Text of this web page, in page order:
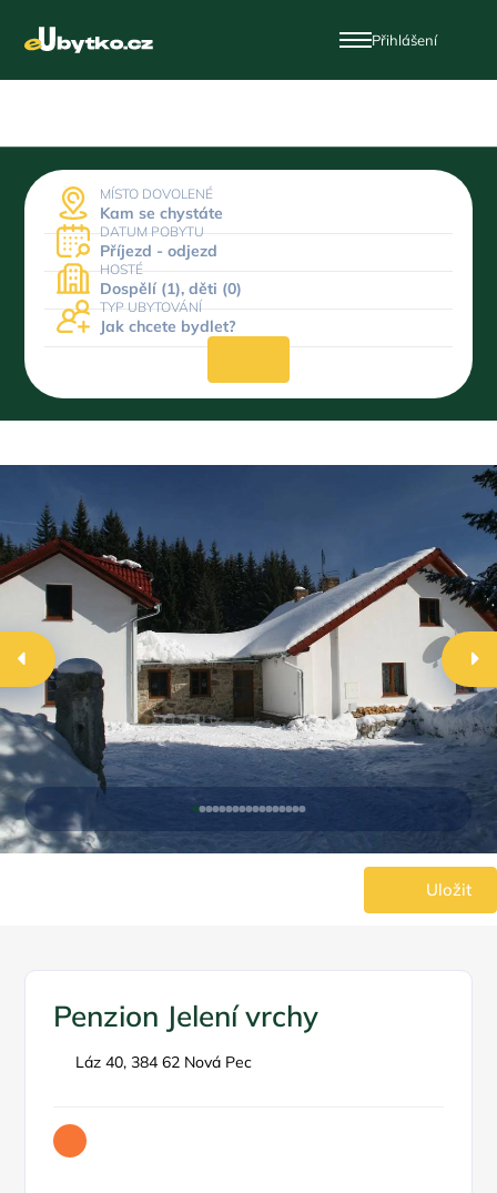
Přihlášení
MÍSTO DOVOLENÉ
Kam se chystáte
DATUM POBYTU
Příjezd - odjezd
HOSTÉ
Dospělí (1), děti (0)
TYP UBYTOVÁNÍ
Jak chcete bydlet?
Uložit
Penzion Jelení vrchy
Láz 40, 384 62 Nová Pec